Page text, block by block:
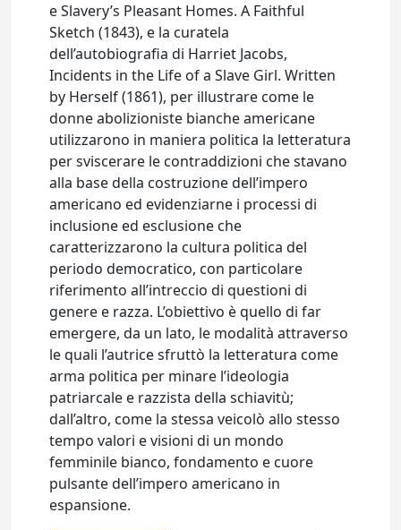
e Slavery’s Pleasant Homes. A Faithful
Sketch (1843), e la curatela
dell’autobiografia di Harriet Jacobs,
Incidents in the Life of a Slave Girl. Written
by Herself (1861), per illustrare come le
donne abolizioniste bianche americane
utilizzarono in maniera politica la letteratura
per sviscerare le contraddizioni che stavano
alla base della costruzione dell’impero
americano ed evidenziarne i processi di
inclusione ed esclusione che
caratterizzarono la cultura politica del
periodo democratico, con particolare
riferimento all’intreccio di questioni di
genere e razza. L’obiettivo è quello di far
emergere, da un lato, le modalità attraverso
le quali l’autrice sfruttò la letteratura come
arma politica per minare l’ideologia
patriarcale e razzista della schiavitù;
dall’altro, come la stessa veicolò allo stesso
tempo valori e visioni di un mondo
femminile bianco, fondamento e cuore
pulsante dell’impero americano in
espansione.